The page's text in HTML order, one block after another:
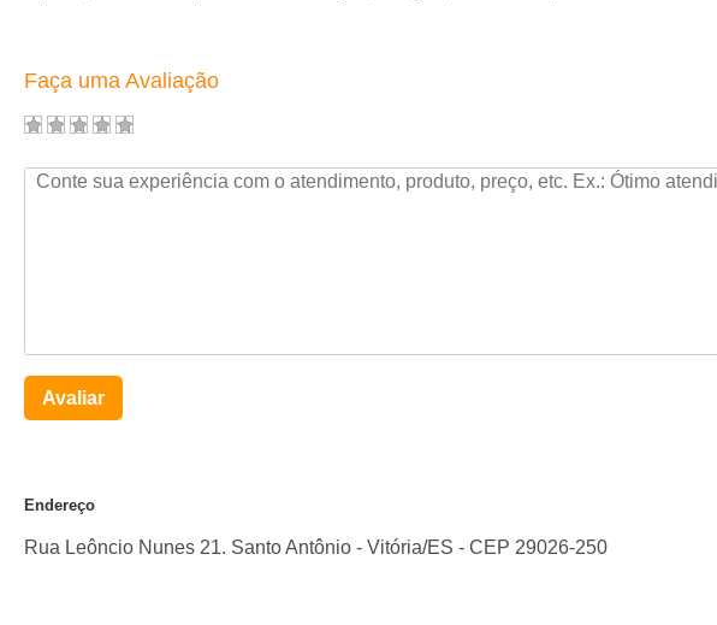
Faça uma Avaliação
Avaliar
Endereço
Rua Leôncio Nunes 21. Santo Antônio - Vitória/ES - CEP 29026-250